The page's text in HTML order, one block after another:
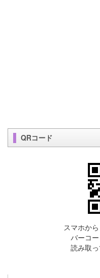
QRコード
スマホか
バーコ
読み取っ